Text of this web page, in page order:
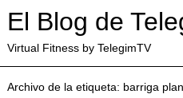
El Blog de
Virtual Fitness by TelegimTV
Archivo de la etiqueta: barriga